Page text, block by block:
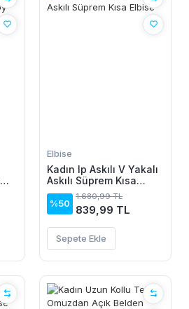
Elbise
Kadın Ip Askılı V Yakalı
Askılı Süprem Kısa
Elbise
%50
1.680,99 TL
839,99 TL
Sepete Ekle